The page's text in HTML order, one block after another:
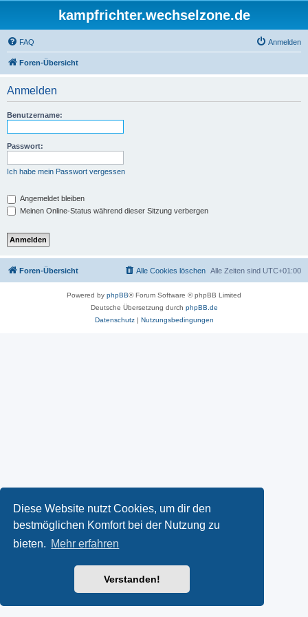
Diese Website nutzt Cookies, um dir den
bestmöglichen Komfort bei der Nutzung zu
bieten. Mehr erfahren
Verstanden!
kampfrichter.wechselzone.de
FAQ Anmelden
Foren-Übersicht
Anmelden
Benutzername:
Passwort:
Ich habe mein Passwort vergessen
Angemeldet bleiben
Meinen Online-Status während dieser Sitzung verbergen
Foren-Übersicht Alle Zeiten sind UTC+01:00
Alle Cookies löschen
Powered by phpBB® Forum Software © phpBB Limited
Deutsche Übersetzung durch phpBB.de
Datenschutz| Nutzungsbedingungen